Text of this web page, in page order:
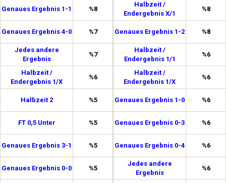
Genaues Ergebnis 1-1 %8
Genaues Ergebnis 4-0 %7
Jedes andere
Ergebnis
%7
Halbzeit /
Endergebnis 1/X
%6
Halbzeit 2 %5
FT 0,5 Unter %5
Genaues Ergebnis 3-1 %5
Genaues Ergebnis 0-0 %5
Halbzeit /
Endergebnis X/1
%8
Genaues Ergebnis 1-2 %8
Halbzeit /
Endergebnis 1/1
%6
Halbzeit /
Endergebnis 1/X
%6
Genaues Ergebnis 1-0 %6
Genaues Ergebnis 0-3 %6
Genaues Ergebnis 0-4 %6
Jedes andere
Ergebnis
%6